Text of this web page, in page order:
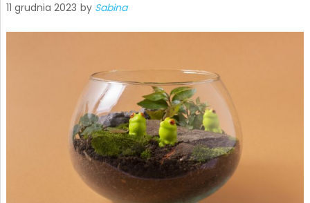
11 grudnia 2023 by Sabina